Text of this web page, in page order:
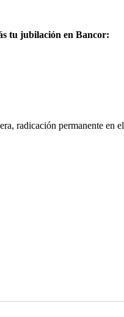
tu jubilación en Bancor:
radicación permanente en el